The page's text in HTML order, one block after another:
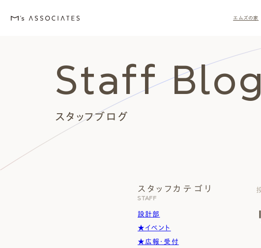
エムズの家
M's house
エムズの家
エムズの家について
Lineup
ラインナップ
ラインナップ
Love
エムズを愛する人たち
エムズを愛する人たち
施主座談会
Works
施工事例
外観デザインスタイルから探す
シンプルモダン
Event・Blog
イベント・ブログ
イベント
Event・Blog
イベント
About
エムズのこと
エムズのこと
About
会社案内
スタッフブログ
Staff Blog
スタッフカテゴリ
STAFF
設計部
★イベント
★広報・受付